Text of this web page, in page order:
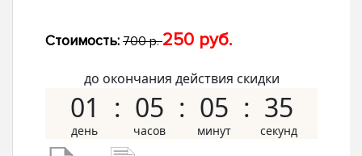
Стоимость: 700 р.250 руб.
до окончания действия скидки
01 05 05 34